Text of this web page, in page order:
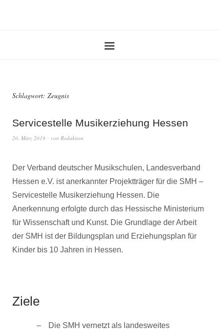
Schlagwort: Zeugnis
Servicestelle Musikerziehung Hessen
20. März 2019 von Redaktion
Der Verband deutscher Musikschulen, Landesverband
Hessen e.V. ist anerkannter Projektträger für die SMH –
Servicestelle Musikerziehung Hessen. Die
Anerkennung erfolgte durch das Hessische Ministerium
für Wissenschaft und Kunst. Die Grundlage der Arbeit
der SMH ist der Bildungsplan und Erziehungsplan für
Kinder bis 10 Jahren in Hessen.
Ziele
Die SMH vernetzt als landesweites